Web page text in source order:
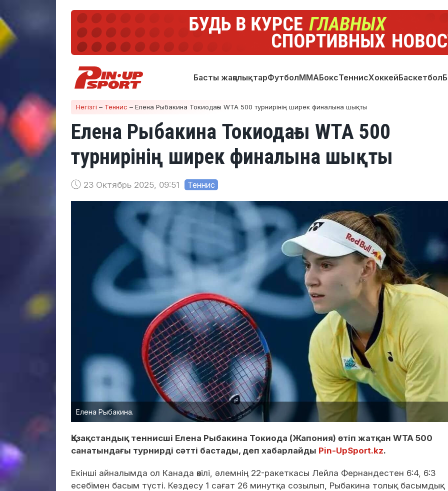
Басты жаңалықтарФутболММАБоксТеннисХоккейБаскетбол
Негізгі – Теннис – Елена Рыбакина Токиодағы WTA 500 турнирінің ширек финалына шықты
Елена Рыбакина Токиодағы WTA 500
турнирінің ширек финалына шықты
23 Октябрь 2025, 09:51 Теннис
Елена Рыбакина.
Қазақстандық теннисші Елена Рыбакина Токиода (Жапония) өтіп жатқан WTA 500
санатындағы турнирді сәтті бастады, деп хабарлайды Pin-UpSport.kz.
Екінші айналымда ол Канада өкілі, әлемнің 22-ракеткасы Лейла Фернандестен 6:4, 6:3
есебімен басым түсті. Кездесу 1 сағат 26 минутқа созылып, Рыбакина толық басымдық